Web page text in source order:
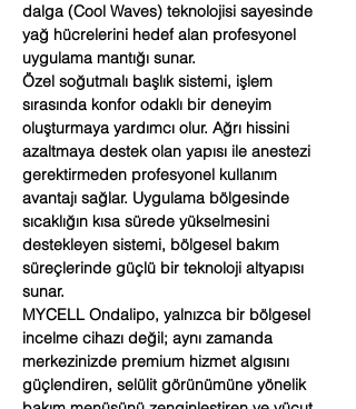
dalga (Cool Waves) teknolojisi sayesinde
yağ hücrelerini hedef alan profesyonel
uygulama mantığı sunar.
Özel soğutmalı başlık sistemi, işlem
sırasında konfor odaklı bir deneyim
oluşturmaya yardımcı olur. Ağrı hissini
azaltmaya destek olan yapısı ile anestezi
gerektirmeden profesyonel kullanım
avantajı sağlar. Uygulama bölgesinde
sıcaklığın kısa sürede yükselmesini
destekleyen sistemi, bölgesel bakım
süreçlerinde güçlü bir teknoloji altyapısı
sunar.
MYCELL Ondalipo, yalnızca bir bölgesel
incelme cihazı değil; aynı zamanda
merkezinizde premium hizmet algısını
güçlendiren, selülit görünümüne yönelik